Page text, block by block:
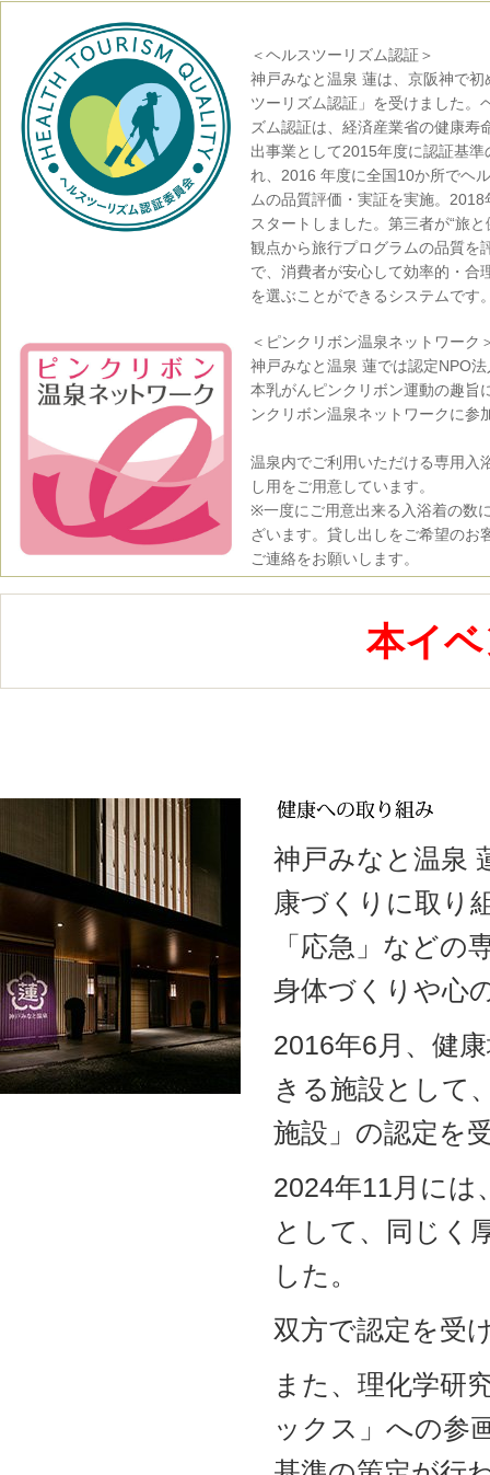
＜ヘルスツーリズム認証＞
神戸みなと温泉 蓮は、京阪神で初
ツーリズム認証」を受けました。
ズム認証は、経済産業省の健康寿
出事業として2015年度に認証基準
れ、2016 年度に全国10か所でヘ
ムの品質評価・実証を実施。2018
スタートしました。第三者が“旅と
観点から旅行プログラムの品質を
で、消費者が安心して効率的・合
を選ぶことができるシステムです
＜ピンクリボン温泉ネットワーク
神戸みなと温泉 蓮では認定NPO
本乳がんピンクリボン運動の趣旨
ンクリボン温泉ネットワークに参
温泉内でご利用いただける専用入
し用をご用意しています。
※一度にご用意出来る入浴着の数
ざいます。貸し出しをご希望のお
ご連絡をお願いします。
本イ
神戸みなと温泉
康づくりに取り
「応急」など
身体づくりや心
2016年6月、健
きる施設として
施設」の認定を
2024年11月には
として、同じく
した。
双方で認定を受
また、理化学研
ックス」への参